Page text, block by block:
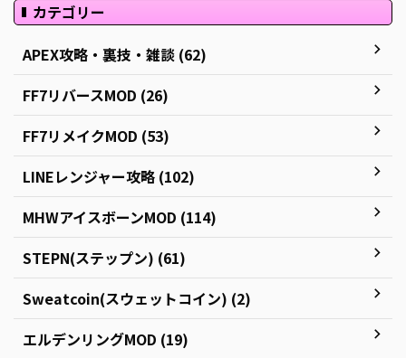
カテゴリー
APEX攻略・裏技・雑談 (62)
FF7リバースMOD (26)
FF7リメイクMOD (53)
LINEレンジャー攻略 (102)
MHWアイスボーンMOD (114)
STEPN(ステップン) (61)
Sweatcoin(スウェットコイン) (2)
エルデンリングMOD (19)